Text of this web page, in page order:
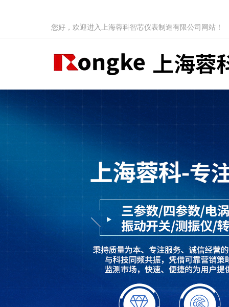
您好，欢迎进入上海蓉科智芯仪表制造有限公司网站！